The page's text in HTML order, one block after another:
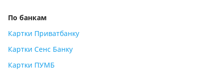
По банкам
Картки Приватбанку
Картки Сенс Банку
Картки ПУМБ